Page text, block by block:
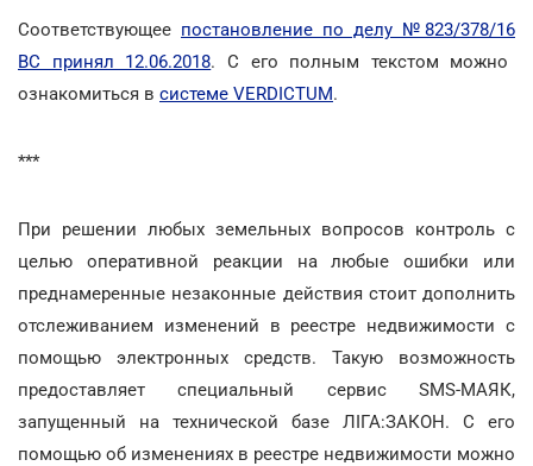
Соответствующее постановление по делу №823/378/16
ВС принял 12.06.2018. С его полным текстом можно
ознакомиться в системе VERDICTUM.
***
При решении любых земельных вопросов контроль с
целью оперативной реакции на любые ошибки или
преднамеренные незаконные действия стоит дополнить
отслеживанием изменений в реестре недвижимости с
помощью электронных средств. Такую возможность
предоставляет специальный сервис SMS-МАЯК,
запущенный на технической базе ЛІГА:ЗАКОН. С его
помощью об изменениях в реестре недвижимости можно